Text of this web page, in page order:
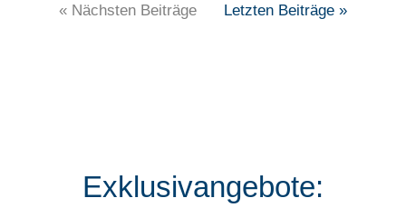
« Nächsten Beiträge Letzten Beiträge »
Exklusivangebote: